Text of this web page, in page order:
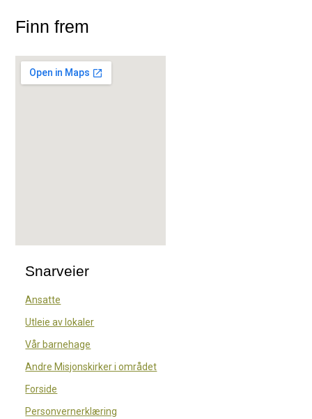
Finn frem
Snarveier
Ansatte
Utleie av lokaler
Vår barnehage
Andre Misjonskirker i området
Forside
Personvernerklæring